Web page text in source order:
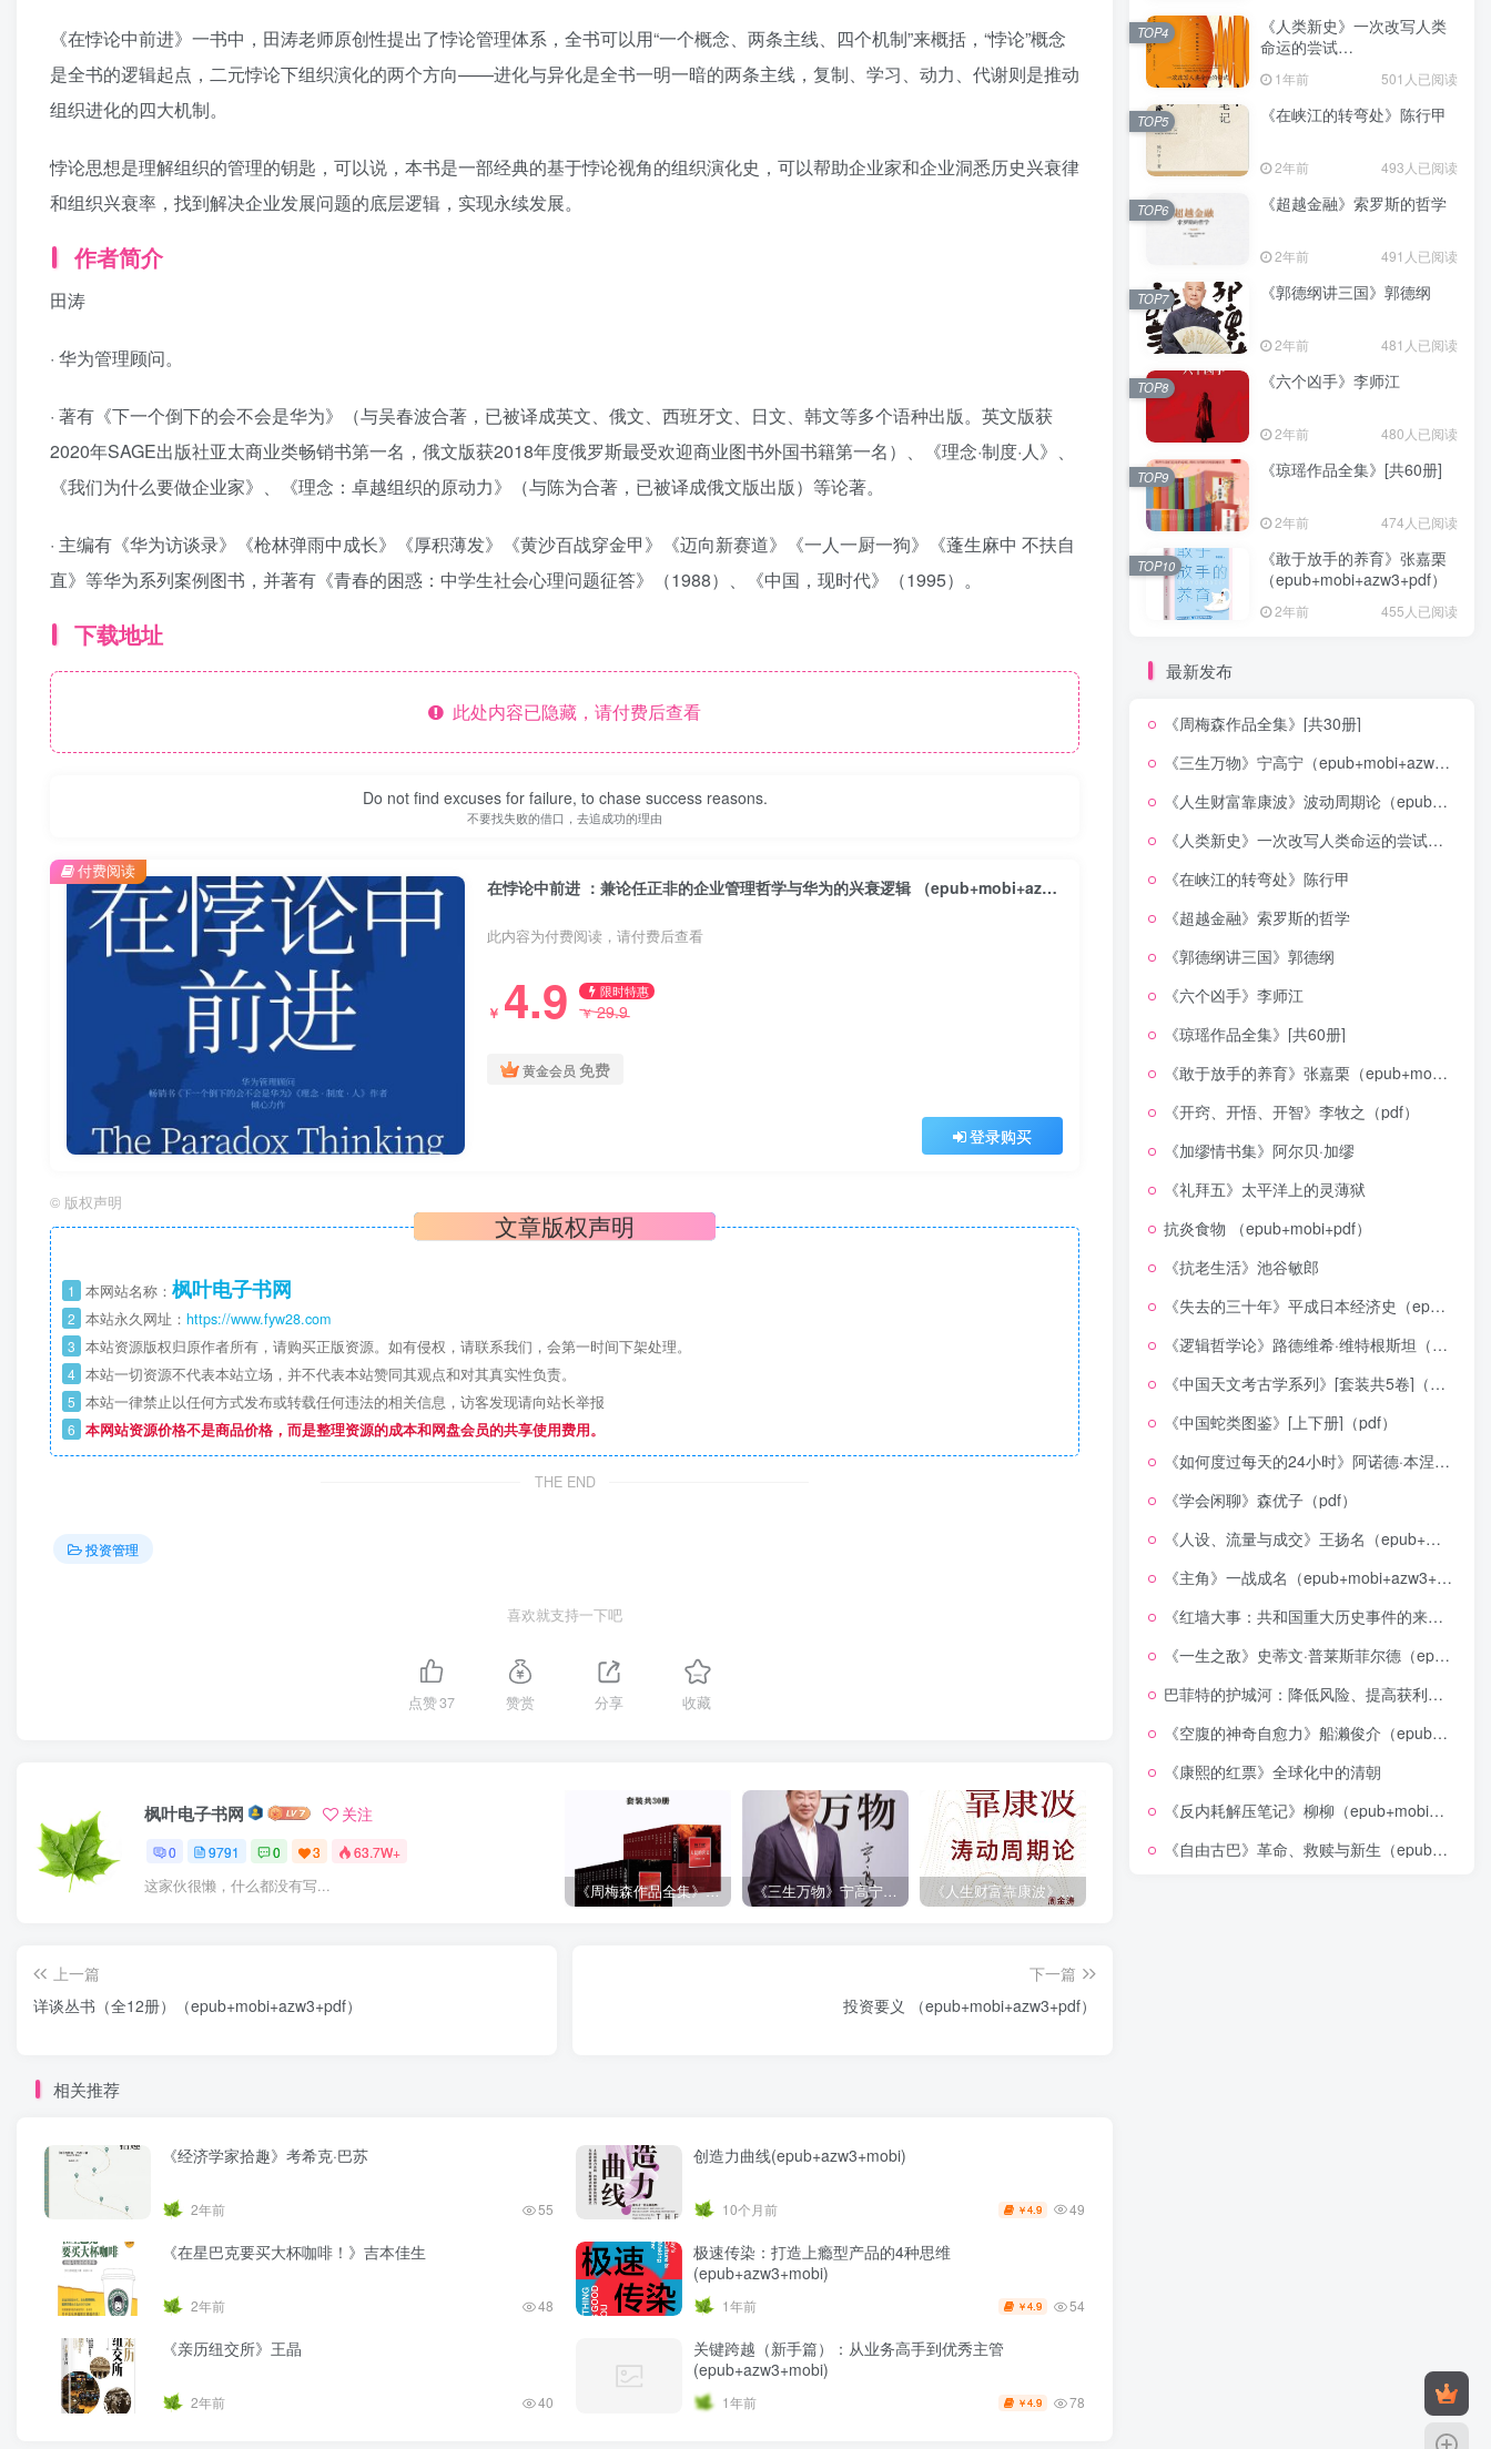
《在悖论中前进》一书中，田涛老师原创性提出了悖论管理体系，全书可以用“一个概念、两条主线、四个机制”来概括，“悖论”概念
是全书的逻辑起点，二元悖论下组织演化的两个方向——进化与异化是全书一明一暗的两条主线，复制、学习、动力、代谢则是推动
组织进化的四大机制。
悖论思想是理解组织的管理的钥匙，可以说，本书是一部经典的基于悖论视角的组织演化史，可以帮助企业家和企业洞悉历史兴衰律
和组织兴衰率，找到解决企业发展问题的底层逻辑，实现永续发展。
作者简介
田涛
· 华为管理顾问。
· 著有《下一个倒下的会不会是华为》（与吴春波合著，已被译成英文、俄文、西班牙文、日文、韩文等多个语种出版。英文版获
2020年SAGE出版社亚太商业类畅销书第一名，俄文版获2018年度俄罗斯最受欢迎商业图书外国书籍第一名）、《理念·制度·人》、
《我们为什么要做企业家》、《理念：卓越组织的原动力》（与陈为合著，已被译成俄文版出版）等论著。
· 主编有《华为访谈录》《枪林弹雨中成长》《厚积薄发》《黄沙百战穿金甲》《迈向新赛道》《一人一厨一狗》《蓬生麻中 不扶自
直》等华为系列案例图书，并著有《青春的困惑：中学生社会心理问题征答》（1988）、《中国，现时代》（1995）。
下载地址
此处内容已隐藏，请付费后查看
Do not find excuses for failure, to chase success reasons.
不要找失败的借口，去追成功的理由
在悖论中前进 ：兼论任正非的企业管理哲学与华为的兴衰逻辑 （epub+mobi+azw3+pdf）
此内容为付费阅读，请付费后查看
￥ 4.9 限时特惠
￥29.9
黄金会员 免费
登录购买
付费阅读
© 版权声明
文章版权声明
1 本网站名称： 枫叶电子书网
2 本站永久网址： https://www.fyw28.com
3 本站资源版权归原作者所有，请购买正版资源。如有侵权，请联系我们，会第一时间下架处理。
4 本站一切资源不代表本站立场，并不代表本站赞同其观点和对其真实性负责。
5 本站一律禁止以任何方式发布或转载任何违法的相关信息，访客发现请向站长举报
6 本网站资源价格不是商品价格，而是整理资源的成本和网盘会员的共享使用费用。
THE END
投资管理
喜欢就支持一下吧
点赞37 赞赏 分享 收藏
枫叶电子书网 关注
0 9791 0 3 63.7W+
这家伙很懒，什么都没有写... 《周梅森作品全集》[共30册] 《三生万物》宁高宁（epub+mobi+azw3+pdf） 《人生财富靠康波》波动周期论（epub+mobi+azw3+pdf）
上一篇
详谈丛书（全12册）（epub+mobi+azw3+pdf）
下一篇
投资要义 （epub+mobi+azw3+pdf）
相关推荐
《经济学家拾趣》考希克·巴苏
2年前 55
创造力曲线(epub+azw3+mobi)
10个月前 ￥4.9 49
《在星巴克要买大杯咖啡！》吉本佳生
2年前 48
极速传染：打造上瘾型产品的4种思维
(epub+azw3+mobi)
1年前 ￥4.9 54
《亲历纽交所》王晶
2年前 40
关键跨越（新手篇）：从业务高手到优秀主管
(epub+azw3+mobi)
1年前 ￥4.9 78
《人类新史》一次改写人类
命运的尝试
1年前 501人已阅读
TOP4
《在峡江的转弯处》陈行甲
2年前 493人已阅读
TOP5
《超越金融》索罗斯的哲学
2年前 491人已阅读
TOP6
《郭德纲讲三国》郭德纲
2年前 481人已阅读
TOP7
《六个凶手》李师江
2年前 480人已阅读
TOP8
《琼瑶作品全集》[共60册]
2年前 474人已阅读
TOP9
《敢于放手的养育》张嘉栗
（epub+mobi+azw3+pdf）
2年前 455人已阅读
TOP10
最新发布
《周梅森作品全集》[共30册]
《三生万物》宁高宁（epub+mobi+azw3+pdf）
《人生财富靠康波》波动周期论（epub+mobi+azw3+pdf）
《人类新史》一次改写人类命运的尝试（epub+mobi+azw3+pdf）
《在峡江的转弯处》陈行甲
《超越金融》索罗斯的哲学
《郭德纲讲三国》郭德纲
《六个凶手》李师江
《琼瑶作品全集》[共60册]
《敢于放手的养育》张嘉栗（epub+mobi+azw3+pdf）
《开窍、开悟、开智》李牧之（pdf）
《加缪情书集》阿尔贝·加缪
《礼拜五》太平洋上的灵薄狱
抗炎食物 （epub+mobi+pdf）
《抗老生活》池谷敏郎
《失去的三十年》平成日本经济史（epub+mobi+azw3+pdf）
《逻辑哲学论》路德维希·维特根斯坦（epub+mobi+azw3+pdf）
《中国天文考古学系列》[套装共5卷]（epub+mobi+azw3+pdf）
《中国蛇类图鉴》[上下册]（pdf）
《如何度过每天的24小时》阿诺德·本涅特（epub+mobi+azw3+pdf）
《学会闲聊》森优子（pdf）
《人设、流量与成交》王扬名（epub+mobi+azw3+pdf）
《主角》一战成名（epub+mobi+azw3+pdf）
《红墙大事：共和国重大历史事件的来龙去脉》（全二册）（pdf）
《一生之敌》史蒂文·普莱斯菲尔德（epub+mobi+azw3+pdf）
巴菲特的护城河：降低风险、提高获利的股市真规则(epub+azw3+mobi)
《空腹的神奇自愈力》船濑俊介（epub+mobi+azw3+pdf）
《康熙的红票》全球化中的清朝
《反内耗解压笔记》柳柳（epub+mobi+azw3+pdf）
《自由古巴》革命、救赎与新生（epub+mobi+azw3+pdf）